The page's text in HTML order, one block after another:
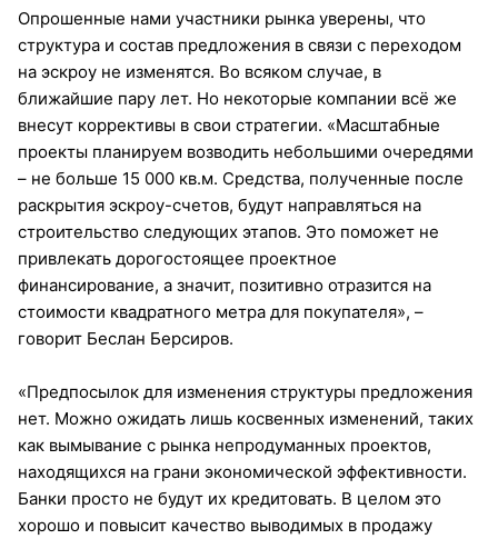
Опрошенные нами участники рынка уверены, что
структура и состав предложения в связи с переходом
на эскроу не изменятся. Во всяком случае, в
ближайшие пару лет. Но некоторые компании всё же
внесут коррективы в свои стратегии. «Масштабные
проекты планируем возводить небольшими очередями
– не больше 15 000 кв.м. Средства, полученные после
раскрытия эскроу-счетов, будут направляться на
строительство следующих этапов. Это поможет не
привлекать дорогостоящее проектное
финансирование, а значит, позитивно отра­зится на
стоимости квадратного метра для покупателя», –
говорит Беслан Берсиров.
«Предпосылок для изменения структуры предложения
нет. Можно ожидать лишь косвенных изменений, таких
как вымывание с рынка непродуманных проектов,
находящихся на грани экономической эффективности.
Банки просто не будут их кредитовать. В целом это
хорошо и повысит качество выводимых в продажу